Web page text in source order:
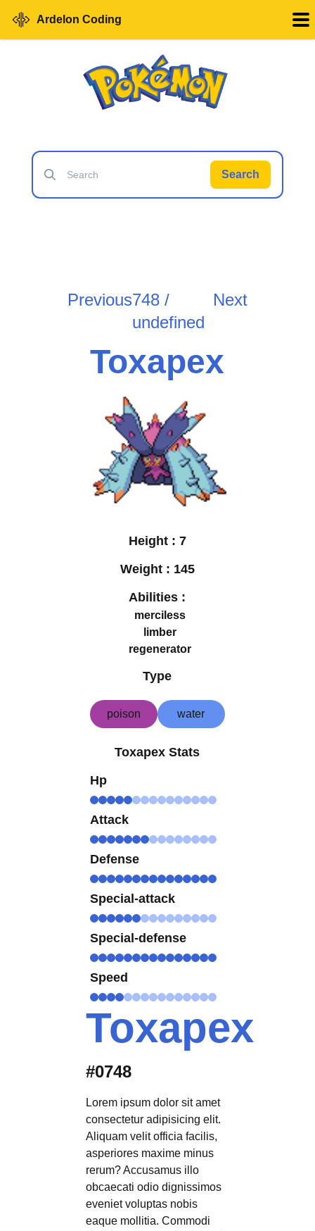
Ardelon Coding
Search
Previous748 /
undefined
Next
Toxapex
Height : 7
Weight : 145
Abilities :
merciless
limber
regenerator
Type
poison water
Toxapex Stats
Hp
Attack
Defense
Special-attack
Special-defense
Speed
Toxapex
#0748
Lorem ipsum dolor sit amet
consectetur adipisicing elit.
Aliquam velit officia facilis,
asperiores maxime minus
rerum? Accusamus illo
obcaecati odio dignissimos
eveniet voluptas nobis
eaque mollitia. Commodi